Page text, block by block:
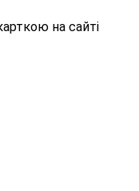
на сайті